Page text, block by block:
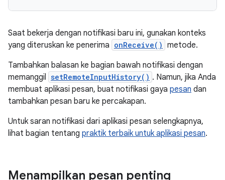
Saat bekerja dengan notifikasi baru ini, gunakan konteks
yang diteruskan ke penerima onReceive() metode.
Tambahkan balasan ke bagian bawah notifikasi dengan
memanggil
setRemoteInputHistory() . Namun, jika Anda
membuat aplikasi pesan, buat notifikasi gaya pesan dan
tambahkan pesan baru ke percakapan.
Untuk saran notifikasi dari aplikasi pesan selengkapnya,
lihat bagian tentang praktik terbaik untuk aplikasi pesan.
Menampilkan pesan penting